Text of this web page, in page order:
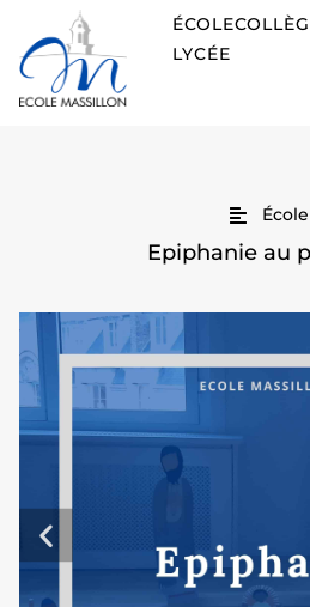
ÉCOLE
LYCÉE
École
Epiphanie au